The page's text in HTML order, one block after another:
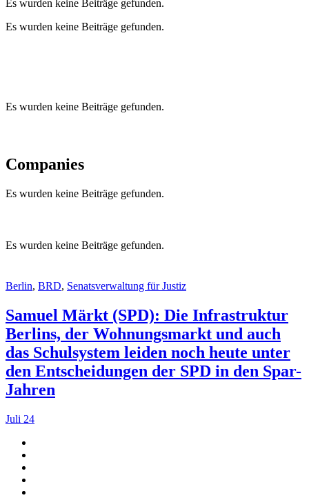
Es wurden keine Beiträge gefunden.
Es wurden keine Beiträge gefunden.
Es wurden keine Beiträge gefunden.
Companies
Es wurden keine Beiträge gefunden.
Es wurden keine Beiträge gefunden.
Berlin, BRD, Senatsverwaltung für Justiz
Samuel Märkt (SPD): Die Infrastruktur
Berlins, der Wohnungsmarkt und auch
das Schulsystem leiden noch heute unter
den Entscheidungen der SPD in den Spar-
Jahren
Juli 24